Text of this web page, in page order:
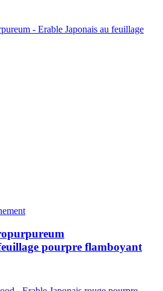
pourpre flamboyant